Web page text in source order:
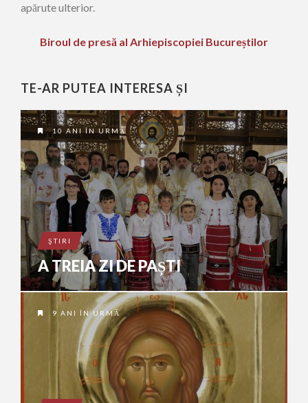
apărute ulterior.
Biroul de presă al Arhiepiscopiei Bucureștilor
TE-AR PUTEA INTERESA ȘI
10 ANI ÎN URMĂ
ŞTIRI
A TREIA ZI DE PAȘTI
9 ANI ÎN URMĂ